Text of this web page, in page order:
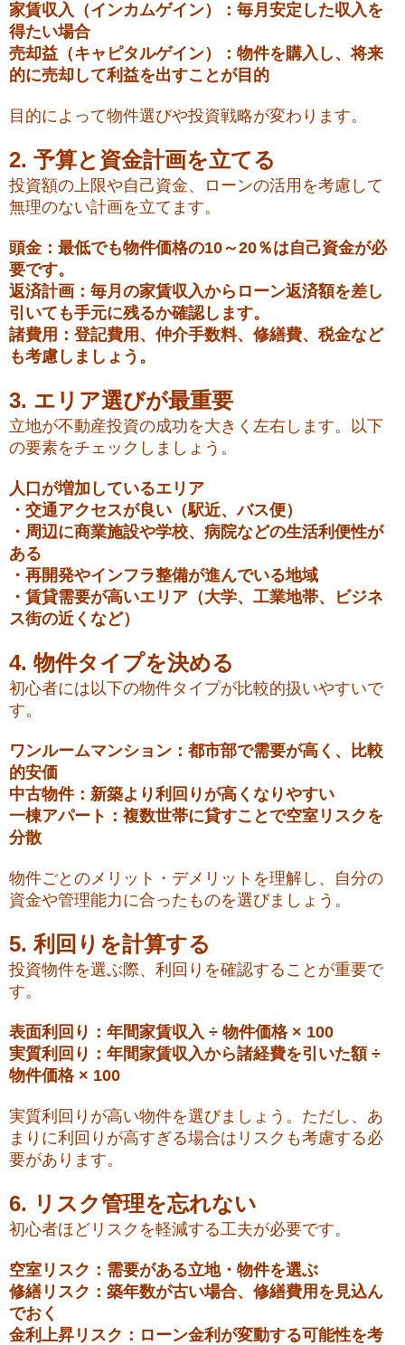
家賃収入（インカムゲイン）：毎月安定した収入を
得たい場合
売却益（キャピタルゲイン）：物件を購入し、将来
的に売却して利益を出すことが目的
目的によって物件選びや投資戦略が変わります。
2. 予算と資金計画を立てる
投資額の上限や自己資金、ローンの活用を考慮して
無理のない計画を立てます。
頭金：最低でも物件価格の10～20％は自己資金が必
要です。
返済計画：毎月の家賃収入からローン返済額を差し
引いても手元に残るか確認します。
諸費用：登記費用、仲介手数料、修繕費、税金など
も考慮しましょう。
3. エリア選びが最重要
立地が不動産投資の成功を大きく左右します。以下
の要素をチェックしましょう。
人口が増加しているエリア
・交通アクセスが良い（駅近、バス便）
・周辺に商業施設や学校、病院などの生活利便性が
ある
・再開発やインフラ整備が進んでいる地域
・賃貸需要が高いエリア（大学、工業地帯、ビジネ
ス街の近くなど）
4. 物件タイプを決める
初心者には以下の物件タイプが比較的扱いやすいで
す。
ワンルームマンション：都市部で需要が高く、比較
的安価
中古物件：新築より利回りが高くなりやすい
一棟アパート：複数世帯に貸すことで空室リスクを
分散
物件ごとのメリット・デメリットを理解し、自分の
資金や管理能力に合ったものを選びましょう。
5. 利回りを計算する
投資物件を選ぶ際、利回りを確認することが重要で
す。
表面利回り：年間家賃収入 ÷ 物件価格 × 100
実質利回り：年間家賃収入から諸経費を引いた額 ÷
物件価格 × 100
実質利回りが高い物件を選びましょう。ただし、あ
まりに利回りが高すぎる場合はリスクも考慮する必
要があります。
6. リスク管理を忘れない
初心者ほどリスクを軽減する工夫が必要です。
空室リスク：需要がある立地・物件を選ぶ
修繕リスク：築年数が古い場合、修繕費用を見込ん
でおく
金利上昇リスク：ローン金利が変動する可能性を考